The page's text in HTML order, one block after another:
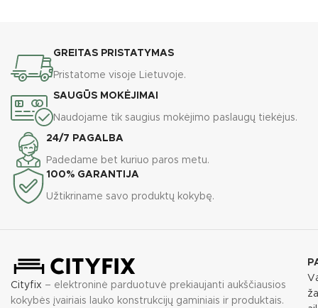
GREITAS PRISTATYMAS
Pristatome visoje Lietuvoje.
SAUGŪS MOKĖJIMAI
Naudojame tik saugius mokėjimo paslaugų tiekėjus.
24/7 PAGALBA
Padedame bet kuriuo paros metu.
100% GARANTIJA
Užtikriname savo produktų kokybę.
Cityfix – elektroninė parduotuvė prekiaujanti aukščiausios
kokybės įvairiais lauko konstrukcijų gaminiais ir produktais.